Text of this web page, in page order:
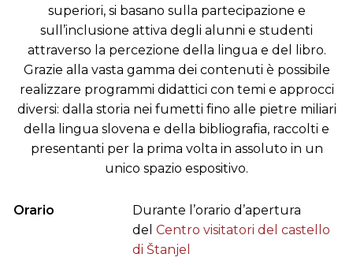
superiori, si basano sulla partecipazione e
sull’inclusione attiva degli alunni e studenti
attraverso la percezione della lingua e del libro.
Grazie alla vasta gamma dei contenuti è possibile
realizzare programmi didattici con temi e approcci
diversi: dalla storia nei fumetti fino alle pietre miliari
della lingua slovena e della bibliografia, raccolti e
presentanti per la prima volta in assoluto in un
unico spazio espositivo.
Orario
Durante l’orario d’apertura
del Centro visitatori del castello
di Štanjel